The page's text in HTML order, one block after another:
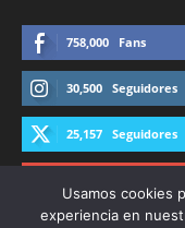
758,000 Fans
30,500 Seguidores
25,157 Seguidores
Usamos cookies
experiencia en